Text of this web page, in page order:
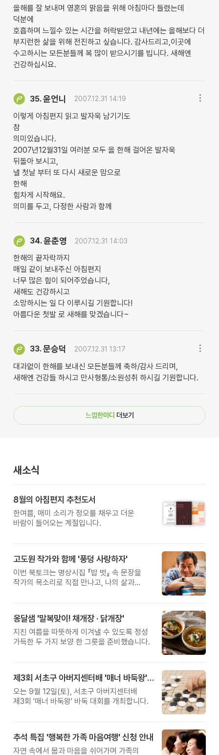
올해를 잘 보내며 영혼의 맑음을 위해 아침마다 들렸는데
덕분에
호흡하며 느낄수 있는 시간을 허락받았고 내년에는 올해보다 더
부지런한 삶을 위해 전진하고 싶습니다. 감사드리고,이곳에
수고하시는 모든분들께 복 많이 받으시기를 빕니다. 새해엔
건강하십시요.
35.윤언니 2007.12.31 14:19
이렇게 아침편지 읽고 발자욱 남기기도
참
의미있습니다.
2007년12월31일 여러분 모두 올 한해 걸어온 발자욱
뒤돌아 보시고,
낼 첫날 부터 또 다시 새로운 맘으로
한해
힘차게 시작해요.
의미를 두고, 다정한 사람과 함께
34.윤춘영 2007.12.31 14:03
한해의 끝자락까지
매일 같이 보내주신 아침편지
너무 많은 힘이 되어주었습니다,
새해도 건강하시고
소망하시는 일 다 이루시길 기원합니다!
아름다운 첫발 로 새해를 맞겠습니다~
33.문승덕 2007.12.31 13:17
대과없이 한해를 보내신 모든분들께 축하/감사 드리며,
새해엔 건강들 하시고 만사형통/소원성취 하시길 기원합니다.
느낌한마디 더보기
새소식
8월의 아침편지 추천도서
한여름, 매미 소리가 정오를 채우고 더운
바람이 들어오는 계절입니다.
고도원 작가와 함께 '풍덩 사랑하자'
이번 북토크는 명상시집 『밥 벗』 속 문장을
작가의 목소리로 직접 만나고, 나의 삶과
옹달샘 '말복맞이! 채개장 · 닭개장'
지친 여름을 따뜻하게 이겨낼 수 있도록 정성
가득한 두 가지 보양 한 그릇을 준비했습니다.
제3회 서초구 아버지센터배 '매너 바둑왕' 대회
오는 9월 12일(토), 서초구 아버지센터배
제3회 '매너 바둑왕' 바둑 대회를 개최합니다.
추석 특집 '행복한 가족 마음여행' 신청 안내
자연 속에서 몸과 마음을 쉬어가며 가족의